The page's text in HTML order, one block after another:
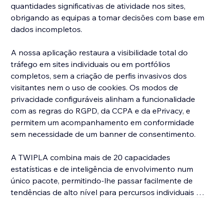
quantidades significativas de atividade nos sites,
obrigando as equipas a tomar decisões com base em
dados incompletos.
A nossa aplicação restaura a visibilidade total do
tráfego em sites individuais ou em portfólios
completos, sem a criação de perfis invasivos dos
visitantes nem o uso de cookies. Os modos de
privacidade configuráveis alinham a funcionalidade
com as regras do RGPD, da CCPA e da ePrivacy, e
permitem um acompanhamento em conformidade
sem necessidade de um banner de consentimento.
A TWIPLA combina mais de 20 capacidades
estatísticas e de inteligência de envolvimento num
único pacote, permitindo-lhe passar facilmente de
tendências de alto nível para percursos individuais de